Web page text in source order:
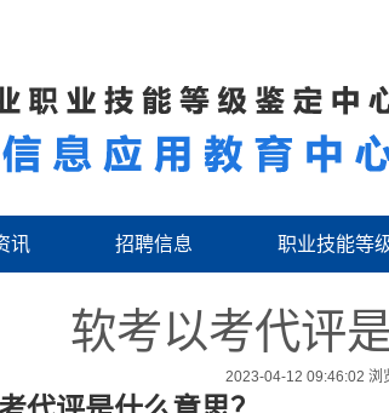
讯 招聘信息 职业技能等
软考以考代评
2023-04-12 09:46:02 浏